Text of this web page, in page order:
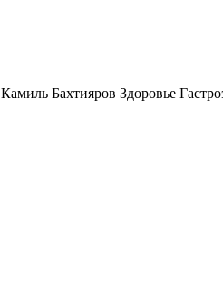
Камиль Бахтияров Здоровье